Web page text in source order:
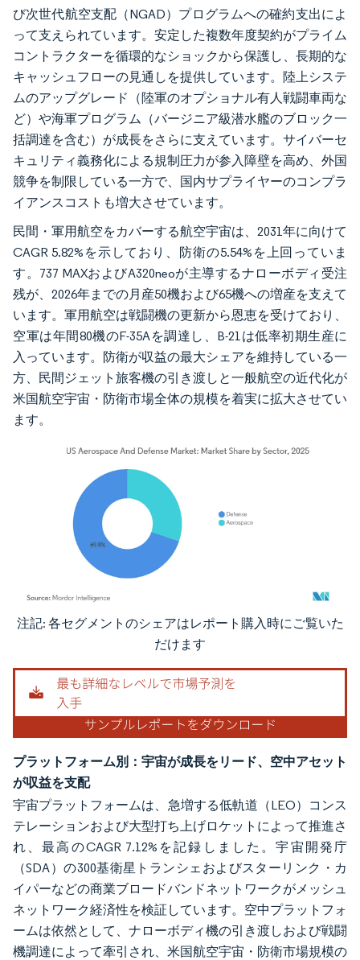
び次世代航空支配（NGAD）プログラムへの確約支出によ
って支えられています。安定した複数年度契約がプライム
コントラクターを循環的なショックから保護し、長期的な
キャッシュフローの見通しを提供しています。陸上システ
ムのアップグレード（陸軍のオプショナル有人戦闘車両な
ど）や海軍プログラム（バージニア級潜水艦のブロック一
括調達を含む）が成長をさらに支えています。サイバーセ
キュリティ義務化による規制圧力が参入障壁を高め、外国
競争を制限している一方で、国内サプライヤーのコンプラ
イアンスコストも増大させています。
民間・軍用航空をカバーする航空宇宙は、2031年に向けて
CAGR 5.82%を示しており、防衛の5.54%を上回っていま
す。737 MAXおよびA320neoが主導するナローボディ受注
残が、2026年までの月産50機および65機への増産を支えて
います。軍用航空は戦闘機の更新から恩恵を受けており、
空軍は年間80機のF-35Aを調達し、B-21は低率初期生産に
入っています。防衛が収益の最大シェアを維持している一
方、民間ジェット旅客機の引き渡しと一般航空の近代化が
米国航空宇宙・防衛市場全体の規模を着実に拡大させてい
ます。
画像 © Mordor Intelligence。再利用にはCC BY 4.0の表示が必要です。
注記: 各セグメントのシェアはレポート購入時にご覧いた
だけます
プラットフォーム別：宇宙が成長をリード、空中アセット
が収益を支配
宇宙プラットフォームは、急増する低軌道（LEO）コンス
テレーションおよび大型打ち上げロケットによって推進さ
れ、最高のCAGR 7.12%を記録しました。宇宙開発庁
（SDA）の300基衛星トランシェおよびスターリンク・カ
イパーなどの商業ブロードバンドネットワークがメッシュ
ネットワーク経済性を検証しています。空中プラットフォ
ームは依然として、ナローボディ機の引き渡しおよび戦闘
機調達によって牽引され、米国航空宇宙・防衛市場規模の